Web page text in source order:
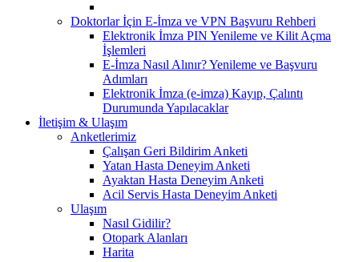
Doktorlar İçin E-İmza ve VPN Başvuru Rehberi
Elektronik İmza PIN Yenileme ve Kilit Açma
İşlemleri
E-İmza Nasıl Alınır? Yenileme ve Başvuru
Adımları
Elektronik İmza (e-imza) Kayıp, Çalıntı
Durumunda Yapılacaklar
İletişim & Ulaşım
Anketlerimiz
Çalışan Geri Bildirim Anketi
Yatan Hasta Deneyim Anketi
Ayaktan Hasta Deneyim Anketi
Acil Servis Hasta Deneyim Anketi
Ulaşım
Nasıl Gidilir?
Otopark Alanları
Harita